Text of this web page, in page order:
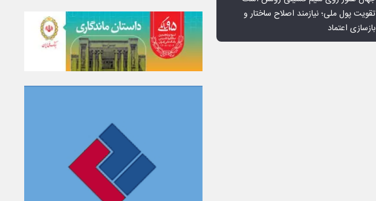
تقویت پول ملی؛ نیازمند اصلاح ساختار و
بازسازی اعتماد